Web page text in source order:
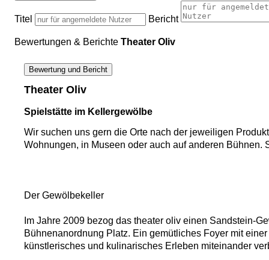
Titel Bericht
Bewertungen & Berichte Theater Oliv
Bewertung und Bericht
Theater Oliv
Spielstätte im Kellergewölbe
Wir suchen uns gern die Orte nach der jeweiligen
Wohnungen, in Museen oder auch auf anderen
Der Gewölbekeller
Im Jahre 2009 bezog das theater oliv einen Sandstein-
Bühnenanordnung Platz. Ein gemütliches Foyer mit
künstlerisches und kulinarisches Erleben miteinander